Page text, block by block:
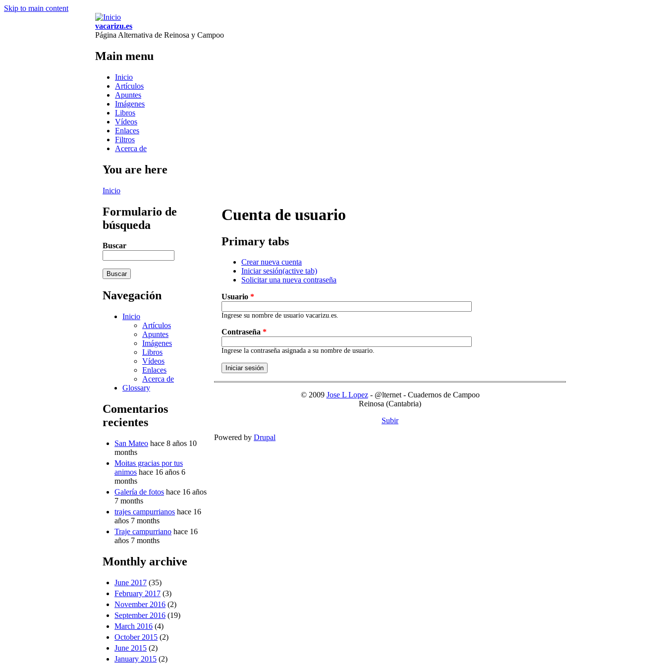
Skip to main content
vacarizu.es
Página Alternativa de Reinosa y Campoo
Main menu
Inicio
Artículos
Apuntes
Imágenes
Libros
Vídeos
Enlaces
Filtros
Acerca de
You are here
Inicio
Formulario de
búsqueda
Buscar
Navegación
Inicio
Artículos
Apuntes
Imágenes
Libros
Vídeos
Enlaces
Acerca de
Glossary
Comentarios
recientes
San Mateo hace 8 años 10
months
Moitas gracias por tus
animos hace 16 años 6
months
Galería de fotos hace 16 años
7 months
trajes campurrianos hace 16
años 7 months
Traje campurriano hace 16
años 7 months
Monthly archive
June 2017 (35)
February 2017 (3)
November 2016 (2)
September 2016 (19)
March 2016 (4)
October 2015 (2)
June 2015 (2)
January 2015 (2)
Cuenta de usuario
Primary tabs
Crear nueva cuenta
Iniciar sesión(active tab)
Solicitar una nueva contraseña
Usuario *
Ingrese su nombre de usuario vacarizu.es.
Contraseña *
Ingrese la contraseña asignada a su nombre de usuario.
© 2009 Jose L Lopez- @lternet - Cuadernos de Campoo
Reinosa (Cantabria)
Subir
Powered by Drupal